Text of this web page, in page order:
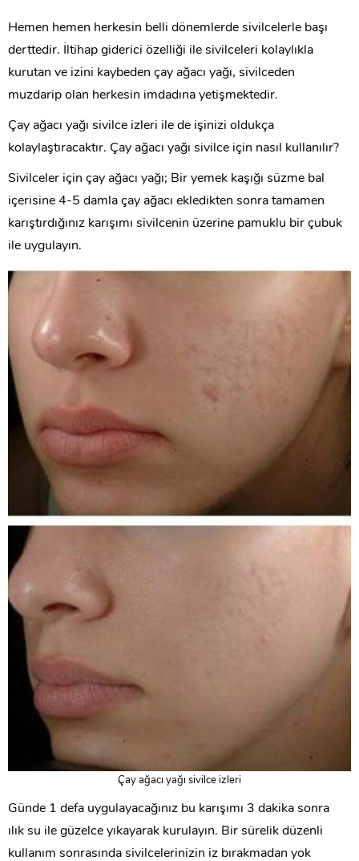
Hemen hemen herkesin belli dönemlerde sivilcelerle başı
derttedir. İltihap giderici özelliği ile sivilceleri kolaylıkla
kurutan ve izini kaybeden çay ağacı yağı, sivilceden
muzdarip olan herkesin imdadına yetişmektedir.
Çay ağacı yağı sivilce izleri ile de işinizi oldukça
kolaylaştıracaktır. Çay ağacı yağı sivilce için nasıl kullanılır?
Sivilceler için çay ağacı yağı; Bir yemek kaşığı süzme bal
içerisine 4-5 damla çay ağacı ekledikten sonra tamamen
karıştırdığınız karışımı sivilcenin üzerine pamuklu bir çubuk
ile uygulayın.
Çay ağacı yağı sivilce izleri
Günde 1 defa uygulayacağınız bu karışımı 3 dakika sonra
ılık su ile güzelce yıkayarak kurulayın. Bir sürelik düzenli
kullanım sonrasında sivilcelerinizin iz bırakmadan yok